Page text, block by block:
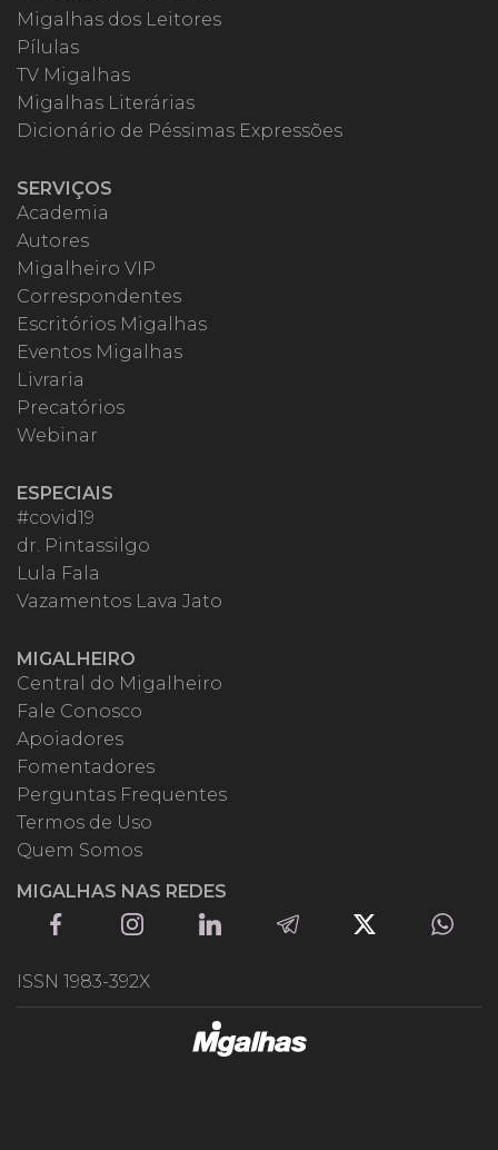
Migalhas dos Leitores
Pílulas
TV Migalhas
Migalhas Literárias
Dicionário de Péssimas Expressões
SERVIÇOS
Academia
Autores
Migalheiro VIP
Correspondentes
Escritórios Migalhas
Eventos Migalhas
Livraria
Precatórios
Webinar
ESPECIAIS
#covid19
dr. Pintassilgo
Lula Fala
Vazamentos Lava Jato
MIGALHEIRO
Central do Migalheiro
Fale Conosco
Apoiadores
Fomentadores
Perguntas Frequentes
Termos de Uso
Quem Somos
MIGALHAS NAS REDES
ISSN 1983-392X